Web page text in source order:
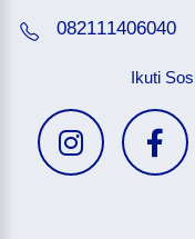
082111406040
Ikuti